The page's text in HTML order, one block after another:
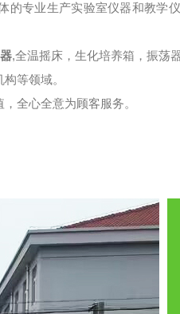
专业生产实验室仪器和教学
,全温摇床，生化培养箱，振荡
等领域。
全心全意为顾客服务。